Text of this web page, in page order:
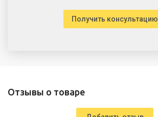
Получить консультацию
Отзывы о товаре